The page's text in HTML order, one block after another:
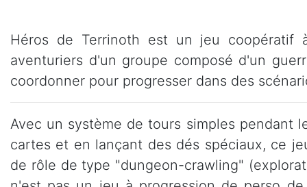
Héros de Terrinoth est un jeu
aventuriers d'un groupe composé d'un
coordonner pour progresser dans des
Avec un système de tours simples pendant
cartes et en lançant des dés spéciaux, ce
de rôle de type "dungeon-crawling"